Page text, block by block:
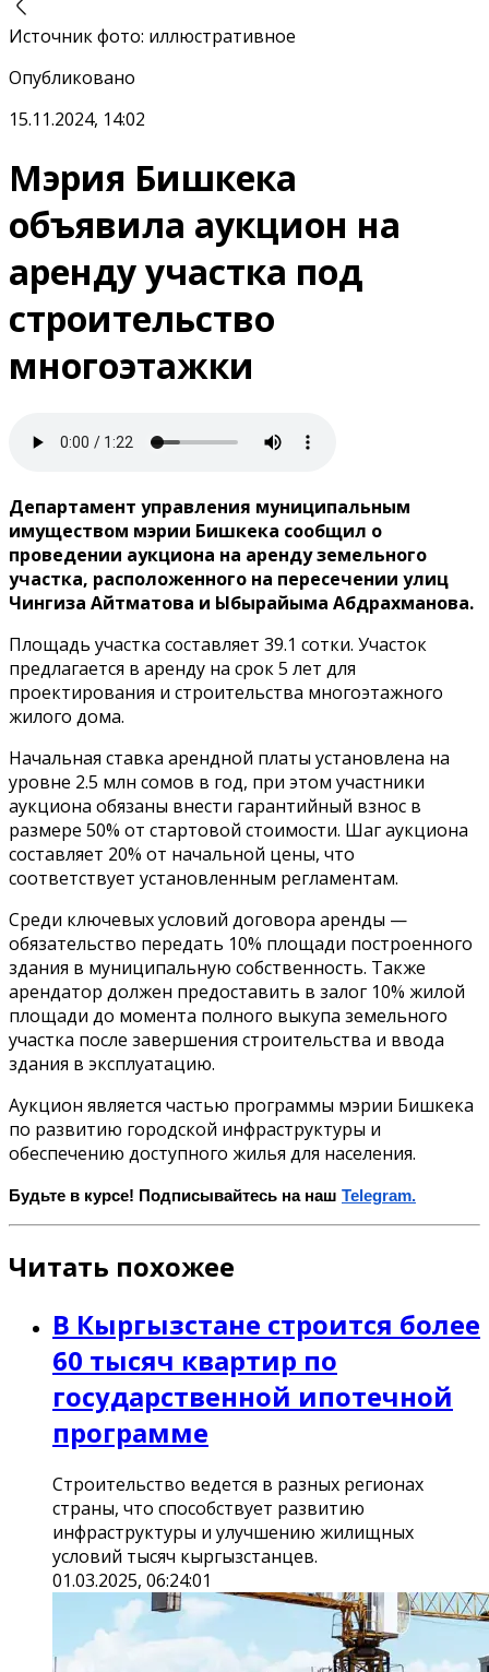
Источник фото: иллюстративное
Опубликовано
15.11.2024, 14:02
Мэрия Бишкека
объявила аукцион на
аренду участка под
строительство
многоэтажки
Департамент управления муниципальным
имуществом мэрии Бишкека сообщил о
проведении аукциона на аренду земельного
участка, расположенного на пересечении улиц
Чингиза Айтматова и Ыбырайыма Абдрахманова.
Площадь участка составляет 39.1 сотки. Участок
предлагается в аренду на срок 5 лет для
проектирования и строительства многоэтажного
жилого дома.
Начальная ставка арендной платы установлена на
уровне 2.5 млн сомов в год, при этом участники
аукциона обязаны внести гарантийный взнос в
размере 50% от стартовой стоимости. Шаг аукциона
составляет 20% от начальной цены, что
соответствует установленным регламентам.
Среди ключевых условий договора аренды —
обязательство передать 10% площади построенного
здания в муниципальную собственность. Также
арендатор должен предоставить в залог 10% жилой
площади до момента полного выкупа земельного
участка после завершения строительства и ввода
здания в эксплуатацию.
Аукцион является частью программы мэрии Бишкека
по развитию городской инфраструктуры и
обеспечению доступного жилья для населения.
Будьте в курсе! Подписывайтесь на наш Telegram.
Читать похожее
В Кыргызстане строится более
60 тысяч квартир по
государственной ипотечной
программе
Строительство ведется в разных регионах
страны, что способствует развитию
инфраструктуры и улучшению жилищных
условий тысяч кыргызстанцев.
01.03.2025, 06:24:01